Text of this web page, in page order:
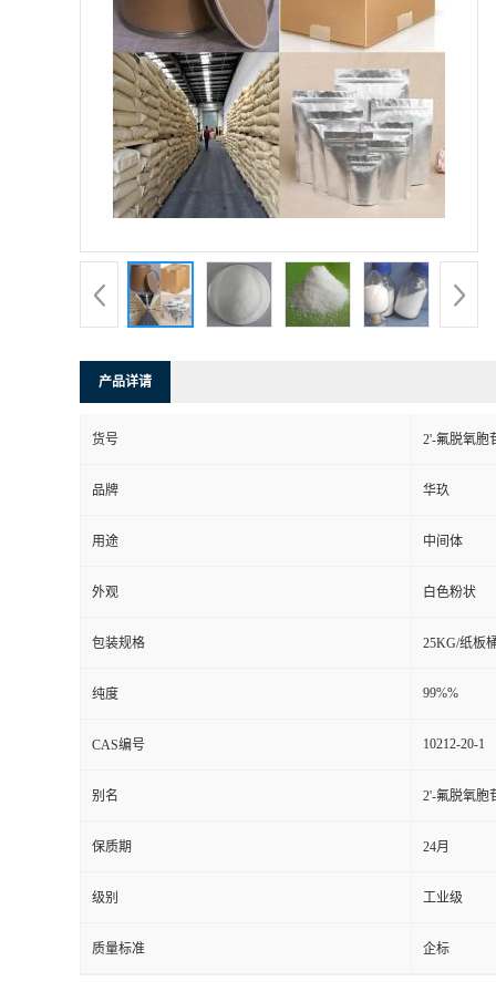
产品详请
货号 2'-氟脱氧胞
品牌 华玖
用途 中间体
外观 白色粉状
包装规格 25KG/纸板
纯度 99%%
CAS编号 10212-20-1
别名 2'-氟脱氧胞
保质期 24月
级别 工业级
质量标准 企标